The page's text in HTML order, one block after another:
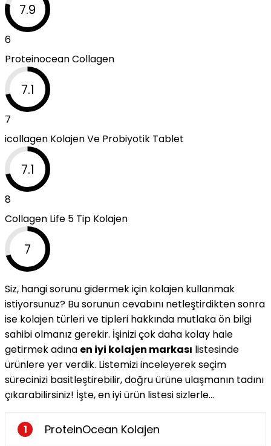
7.9
6
Proteinocean Collagen
7.1
7
icollagen Kolajen Ve Probiyotik Tablet
7.1
8
Collagen Life 5 Tip Kolajen
7
Siz, hangi sorunu gidermek için kolajen kullanmak
istiyorsunuz? Bu sorunun cevabını netleştirdikten sonra
ise kolajen türleri ve tipleri hakkında mutlaka ön bilgi
sahibi olmanız gerekir. İşinizi çok daha kolay hale
getirmek adına en iyi kolajen markası listesinde
ürünlere yer verdik. Listemizi inceleyerek seçim
sürecinizi basitleştirebilir, doğru ürüne ulaşmanın tadını
çıkarabilirsiniz! İşte, en iyi ürün listesi sizlerle…
1 ProteinOcean Kolajen